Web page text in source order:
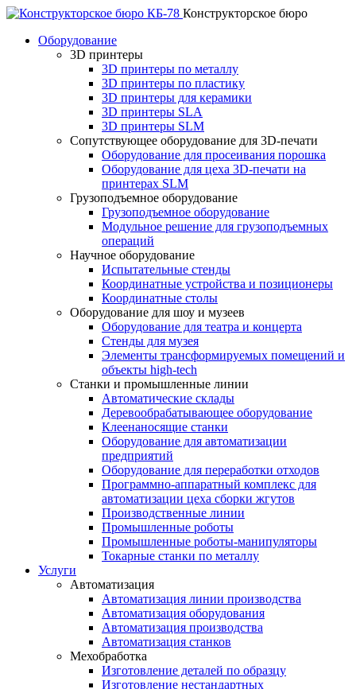
Конструкторское бюро
Оборудование
3D принтеры
3D принтеры по металлу
3D принтеры по пластику
3D принтеры для керамики
3D принтеры SLA
3D принтеры SLM
Сопутствующее оборудование для 3D-печати
Оборудование для просеивания порошка
Оборудование для цеха 3D-печати на
принтерах SLM
Грузоподъемное оборудование
Грузоподъемное оборудование
Модульное решение для грузоподъемных
операций
Научное оборудование
Испытательные стенды
Координатные устройства и позиционеры
Координатные столы
Оборудование для шоу и музеев
Оборудование для театра и концерта
Стенды для музея
Элементы трансформируемых помещений и
объекты high-tech
Станки и промышленные линии
Автоматические склады
Деревообрабатывающее оборудование
Клеенаносящие станки
Оборудование для автоматизации
предприятий
Оборудование для переработки отходов
Программно-аппаратный комплекс для
автоматизации цеха сборки жгутов
Производственные линии
Промышленные роботы
Промышленные роботы-манипуляторы
Токарные станки по металлу
Услуги
Автоматизация
Автоматизация линии производства
Автоматизация оборудования
Автоматизация производства
Автоматизация станков
Мехобработка
Изготовление деталей по образцу
Изготовление нестандартных